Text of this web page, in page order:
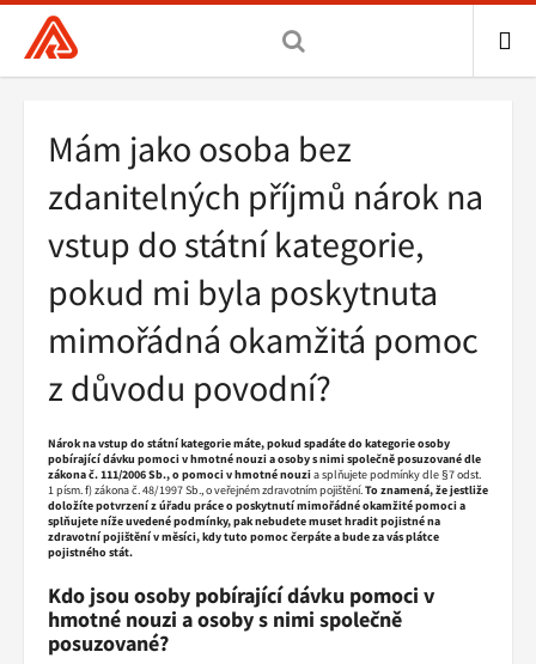
Všeobecná
zdravotní
hlavní
stránka
Drobečková
navigace
Mám jako osoba bez
zdanitelných příjmů nárok na
vstup do státní kategorie,
pokud mi byla poskytnuta
mimořádná okamžitá pomoc
z důvodu povodní?
Nárok na vstup do státní kategorie máte, pokud spadáte do kategorie osoby
pobírající dávku pomoci v hmotné nouzi a osoby s nimi společně posuzované dle
zákona č. 111/2006 Sb., o pomoci v hmotné nouzia splňujete podmínky dle §7 odst.
1 písm. f) zákona č. 48/1997 Sb., o veřejném zdravotním pojištění.To znamená, že jestliže
doložíte potvrzení z úřadu práce o poskytnutí mimořádné okamžité pomoci a
splňujete níže uvedené podmínky, pak nebudete muset hradit pojistné na
zdravotní pojištění v měsíci, kdy tuto pomoc čerpáte a bude za vás plátce
pojistného stát.
Kdo jsou osoby pobírající dávku pomoci v
hmotné nouzi a osoby s nimi společně
posuzované?